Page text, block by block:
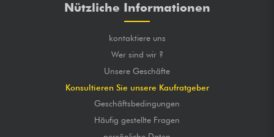
Nützliche Informationen
kontaktiere uns
Wer sind wir ?
Unsere Geschäfte
Konsultieren Sie unsere Kaufratgeber
Geschäftsbedingungen
Häufig gestellte Fragen